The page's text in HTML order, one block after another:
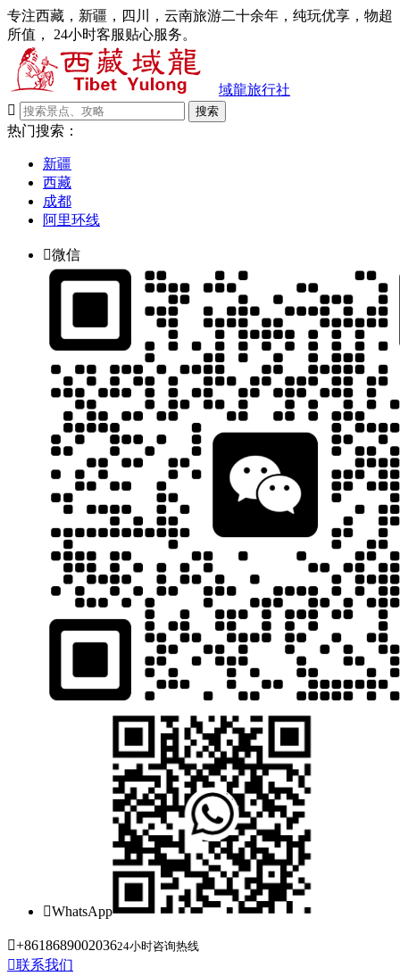
专注西藏，新疆，四川，云南旅游二十余年，纯玩优享，物超
所值， 24小时客服贴心服务。
域龍旅行社

搜索
热门搜索：
新疆
西藏
成都
阿里环线
微信
WhatsApp
+861868900203624小时咨询热线
联系我们